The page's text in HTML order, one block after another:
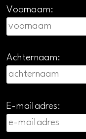
Voornaam:
Achternaam:
E-mailadres: